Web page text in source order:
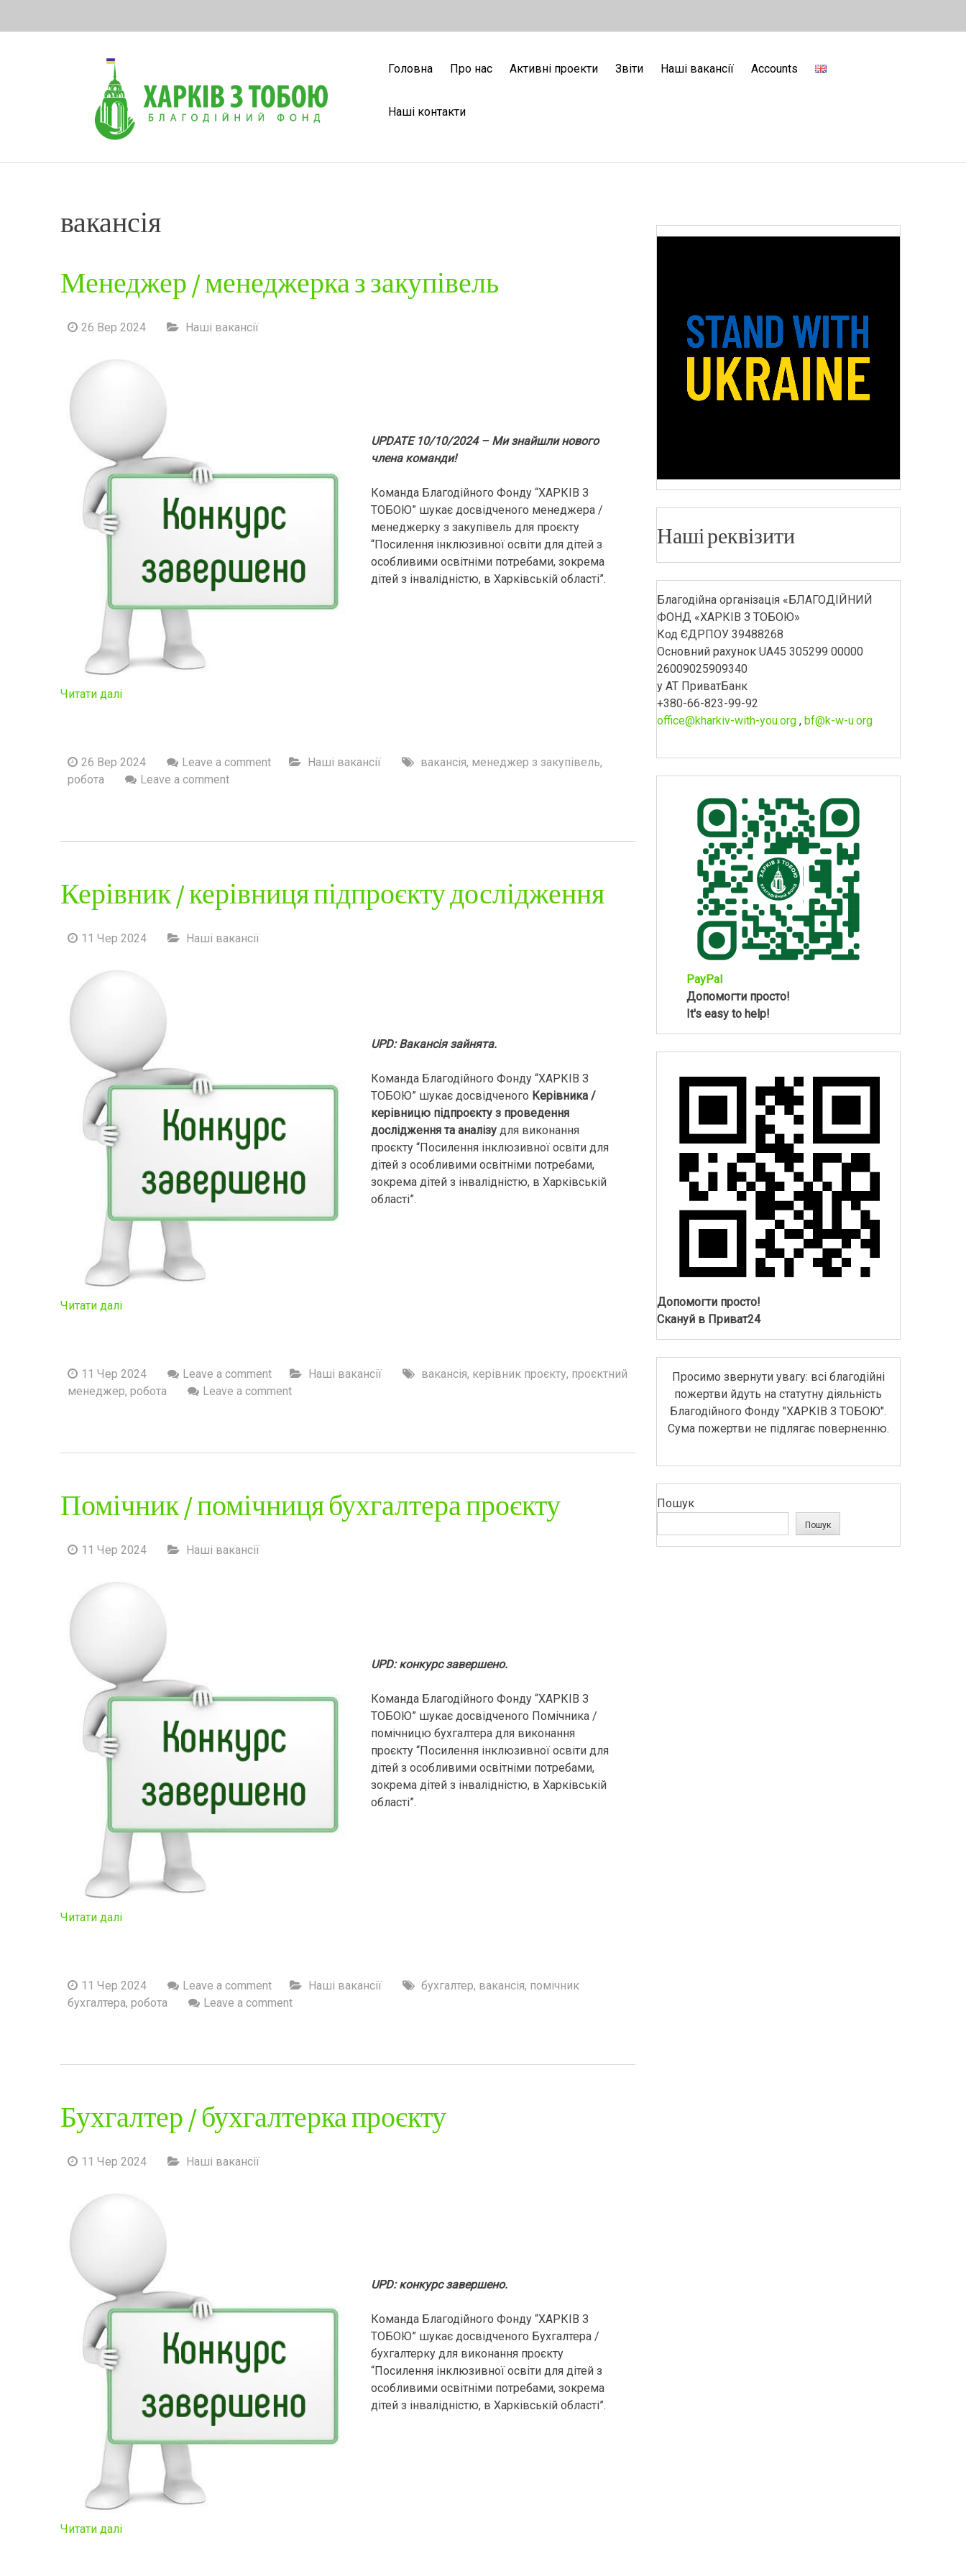
Головна
Про нас Активні проекти Звіти Наші вакансії Accounts
Наші контакти
вакансія
Менеджер / менеджерка з закупівель
26 Вер 2024 Наші вакансії
UPDATE 10/10/2024 – Ми знайшли нового
члена команди!
Команда Благодійного Фонду “ХАРКІВ З
ТОБОЮ” шукає досвідченого менеджера /
менеджерку з закупівель для проєкту
“Посилення інклюзивної освіти для дітей з
особливими освітніми потребами, зокрема
дітей з інвалідністю, в Харківській області”.
Читати далі
26 Вер 2024 Leave a comment Наші вакансії вакансія, менеджер з закупівель,
робота
Leave a comment
Керівник / керівниця підпроєкту дослідження
11 Чер 2024 Наші вакансії
UPD: Вакансія зайнята.
Команда Благодійного Фонду “ХАРКІВ З
ТОБОЮ” шукає досвідченого Керівника /
керівницю підпроєкту з проведення
дослідження та аналізудля виконання
проєкту “Посилення інклюзивної освіти для
дітей з особливими освітніми потребами,
зокрема дітей з інвалідністю, в Харківській
області”.
Читати далі
11 Чер 2024 Leave a comment Наші вакансії вакансія, керівник проєкту, проєктний
менеджер, робота Leave a comment
Помічник / помічниця бухгалтера проєкту
11 Чер 2024 Наші вакансії
UPD: конкурс завершено.
Команда Благодійного Фонду “ХАРКІВ З
ТОБОЮ” шукає досвідченого Помічника /
помічницю бухгалтера для виконання
проєкту “Посилення інклюзивної освіти для
дітей з особливими освітніми потребами,
зокрема дітей з інвалідністю, в Харківській
області”.
Читати далі
11 Чер 2024 Leave a comment Наші вакансії бухгалтер, вакансія, помічник
бухгалтера, робота Leave a comment
Бухгалтер / бухгалтерка проєкту
11 Чер 2024 Наші вакансії
UPD: конкурс завершено.
Команда Благодійного Фонду “ХАРКІВ З
ТОБОЮ” шукає досвідченого Бухгалтера /
бухгалтерку для виконання проєкту
“Посилення інклюзивної освіти для дітей з
особливими освітніми потребами, зокрема
дітей з інвалідністю, в Харківській області”.
Читати далі
Наші реквізити
Благодійна організація «БЛАГОДІЙНИЙ
ФОНД «ХАРКІВ З ТОБОЮ»
Код ЄДРПОУ 39488268
Основний рахунок UA45 305299 00000
26009025909340
у АТ ПриватБанк
+380-66-823-99-92
office@kharkiv-with-you.org, bf@k-w-u.org
PayPal
Допомогти просто!
It's easy to help!
Допомогти просто!
Скануй в Приват24
Просимо звернути увагу: всі благодійні
пожертви йдуть на статутну діяльність
Благодійного Фонду "ХАРКІВ З ТОБОЮ".
Сума пожертви не підлягає поверненню.
Пошук
Пошук